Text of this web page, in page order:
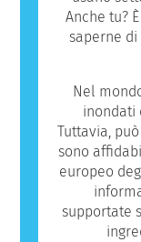
Anche tu?
saperne
Nel
inondati
Tuttavia,
sono
europeo
supportate